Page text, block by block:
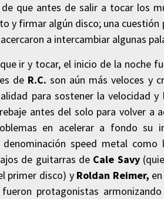
que antes de salir a tocar los
y firmar algún disco; una
a intercambiar algunas
ir y tocar, el inicio de la noche
deR.C. son aún más veloces y
para sostener la velocidad y
antes del solo para volver a
en acelerar a fondo su
speed metal
de guitarras de Cale Savy
primer disco) y Roldan Reimer,
protagonistas